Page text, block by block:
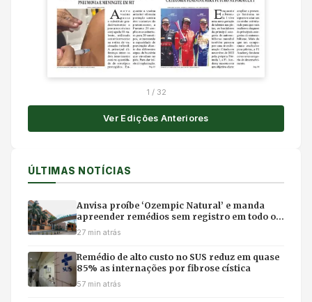
1 / 32
Ver Edições Anteriores
ÚLTIMAS NOTÍCIAS
Anvisa proíbe ‘Ozempic Natural’ e manda
apreender remédios sem registro em todo o
Brasil
27 min atrás
Remédio de alto custo no SUS reduz em quase
85% as internações por fibrose cística
57 min atrás